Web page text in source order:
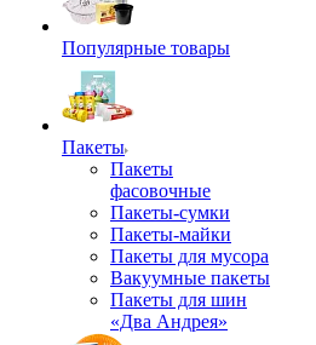
Популярные товары
Пакеты
Пакеты
фасовочные
Пакеты-сумки
Пакеты-майки
Пакеты для мусора
Вакуумные пакеты
Пакеты для шин
«Два Андрея»